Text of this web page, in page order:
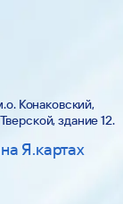
Конаковский,
здание 12.
Я.картах